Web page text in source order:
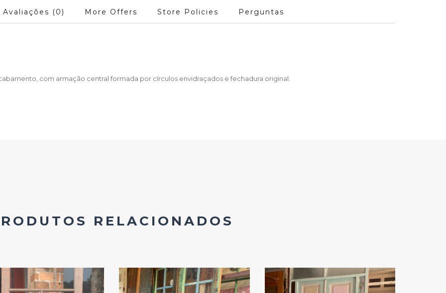
Avaliações (0) More Offers Store Policies Perguntas
com armação central formada por círculos envidraçados e fechadura original.
RELACIONADOS